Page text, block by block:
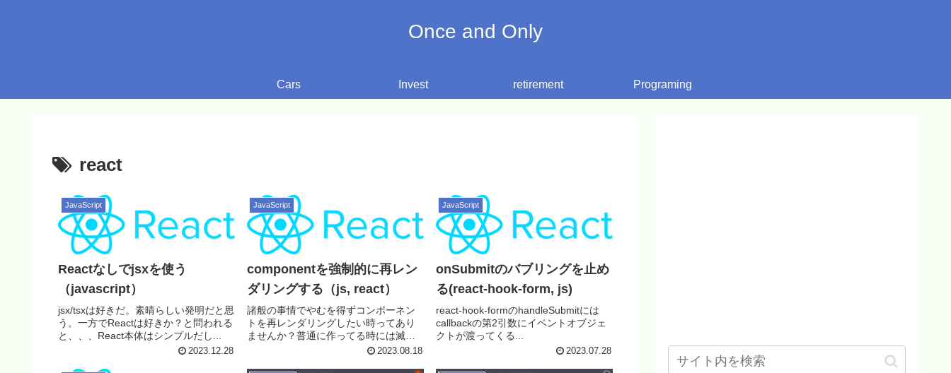
Once and Only
Cars Invest retirement Programing
react
JavaScript
Reactなしでjsxを使う
（javascript）
jsx/tsxは好きだ。素晴らしい発明だと思
う。一方でReactは好きか？と問われる
と、、、React本体はシンプルだし...
2023.12.28
JavaScript
componentを強制的に再レン
ダリングする（js, react）
諸般の事情でやむを得ずコンポーネン
トを再レンダリングしたい時ってあり
ませんか？普通に作ってる時には滅多
2023.08.18
JavaScript
onSubmitのバブリングを止め
る(react-hook-form, js)
react-hook-formのhandleSubmitには
callbackの第2引数にイベントオブジェ
クトが渡ってくる...
2023.07.28